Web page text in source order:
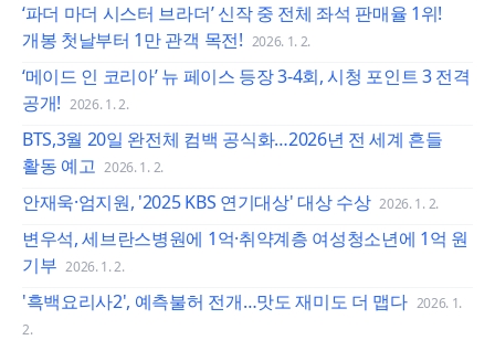
‘파더 마더 시스터 브라더’ 신작 중 전체 좌석 판매율 1위!
개봉 첫날부터 1만 관객 목전! 2026. 1. 2.
‘메이드 인 코리아’ 뉴 페이스 등장 3-4회, 시청 포인트 3 전격
공개! 2026. 1. 2.
BTS,3월 20일 완전체 컴백 공식화…2026년 전 세계 흔들
활동 예고 2026. 1. 2.
안재욱·엄지원, '2025 KBS 연기대상' 대상 수상 2026. 1. 2.
변우석, 세브란스병원에 1억·취약계층 여성청소년에 1억 원
기부 2026. 1. 2.
'흑백요리사2', 예측불허 전개…맛도 재미도 더 맵다 2026. 1.
2.